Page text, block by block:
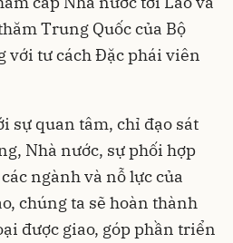
Trung Quốc của Bộ
với tư cách Đặc phái viên
sự quan tâm, chỉ đạo sát
Nhà nước, sự phối hợp
ngành và nỗ lực của
chúng ta sẽ hoàn thành
được giao, góp phần triển